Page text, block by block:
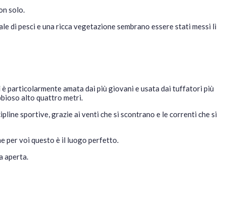
solo.
di pesci e una ricca vegetazione sembrano essere stati messi lì
è particolarmente amata dai più giovani e usata dai tuffatori più
alto quattro metri.
sportive, grazie ai venti che si scontrano e le correnti che si
per voi questo è il luogo perfetto.
aperta.